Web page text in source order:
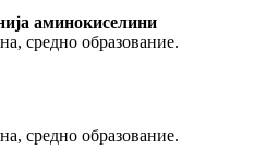
аминокиселини
средно образование.
средно образование.